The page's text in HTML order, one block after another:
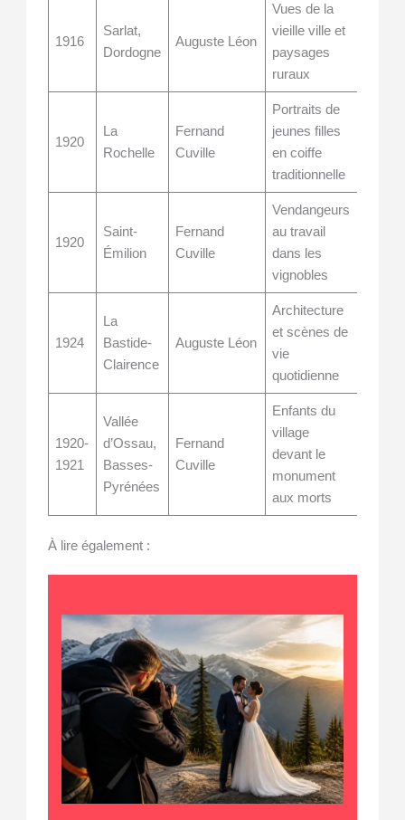
1916
Sarlat,
Dordogne
Auguste Léon
Vues de la
vieille ville et
paysages
ruraux
1920
La
Rochelle
Fernand
Cuville
Portraits de
jeunes filles
en coiffe
traditionnelle
1920
Saint-
Émilion
Fernand
Cuville
Vendangeurs
au travail
dans les
vignobles
1924
La
Bastide-
Clairence
Auguste Léon
Architecture
et scènes de
vie
quotidienne
1920-
1921
Vallée
d’Ossau,
Basses-
Pyrénées
Fernand
Cuville
Enfants du
village
devant le
monument
aux morts
À lire également :